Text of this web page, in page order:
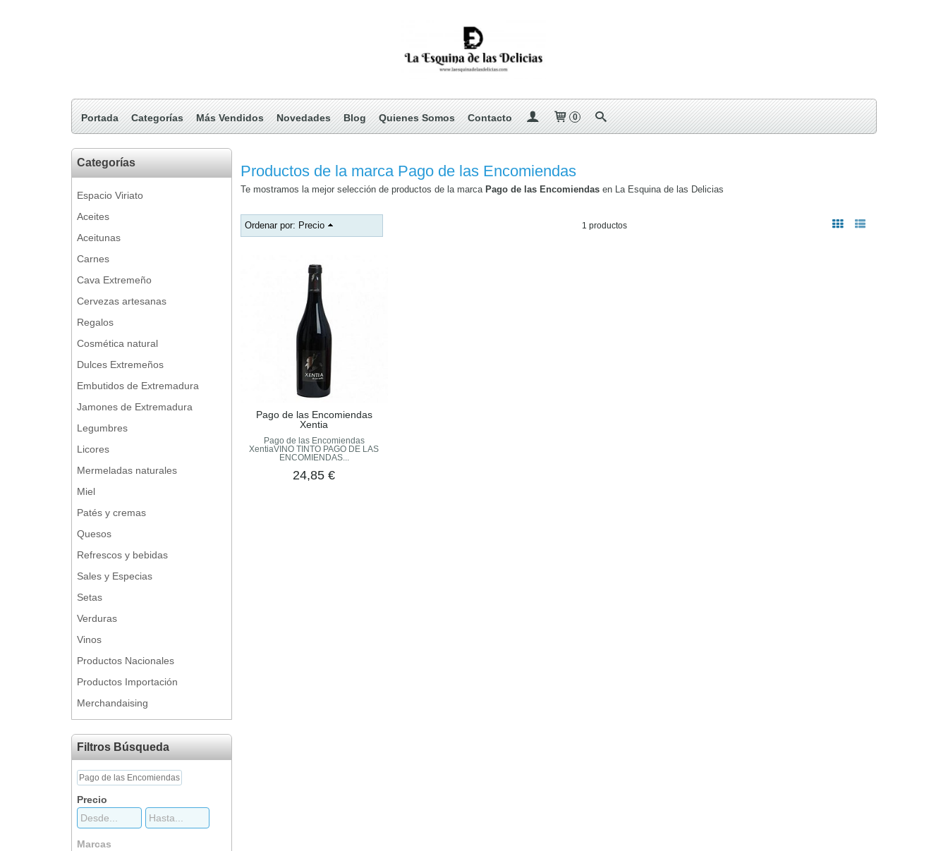
Portada Categorías Más Vendidos Novedades Blog Quienes Somos Contacto 0
Categorías
Espacio Viriato
Aceites
Aceitunas
Carnes
Cava Extremeño
Cervezas artesanas
Regalos
Cosmética natural
Dulces Extremeños
Embutidos de Extremadura
Jamones de Extremadura
Legumbres
Licores
Mermeladas naturales
Miel
Patés y cremas
Quesos
Refrescos y bebidas
Sales y Especias
Setas
Verduras
Vinos
Productos Nacionales
Productos Importación
Merchandaising
Filtros Búsqueda
Pago de las Encomiendas
Precio
Marcas
Productos de la marca Pago de las Encomiendas
Te mostramos la mejor selección de productos de la marca Pago de las Encomiendasen La Esquina de las Delicias
Ordenar por: Precio 1 productos
Pago de las Encomiendas
Xentia
Pago de las Encomiendas
XentiaVINO TINTO PAGO DE LAS
ENCOMIENDAS...
24,85 €